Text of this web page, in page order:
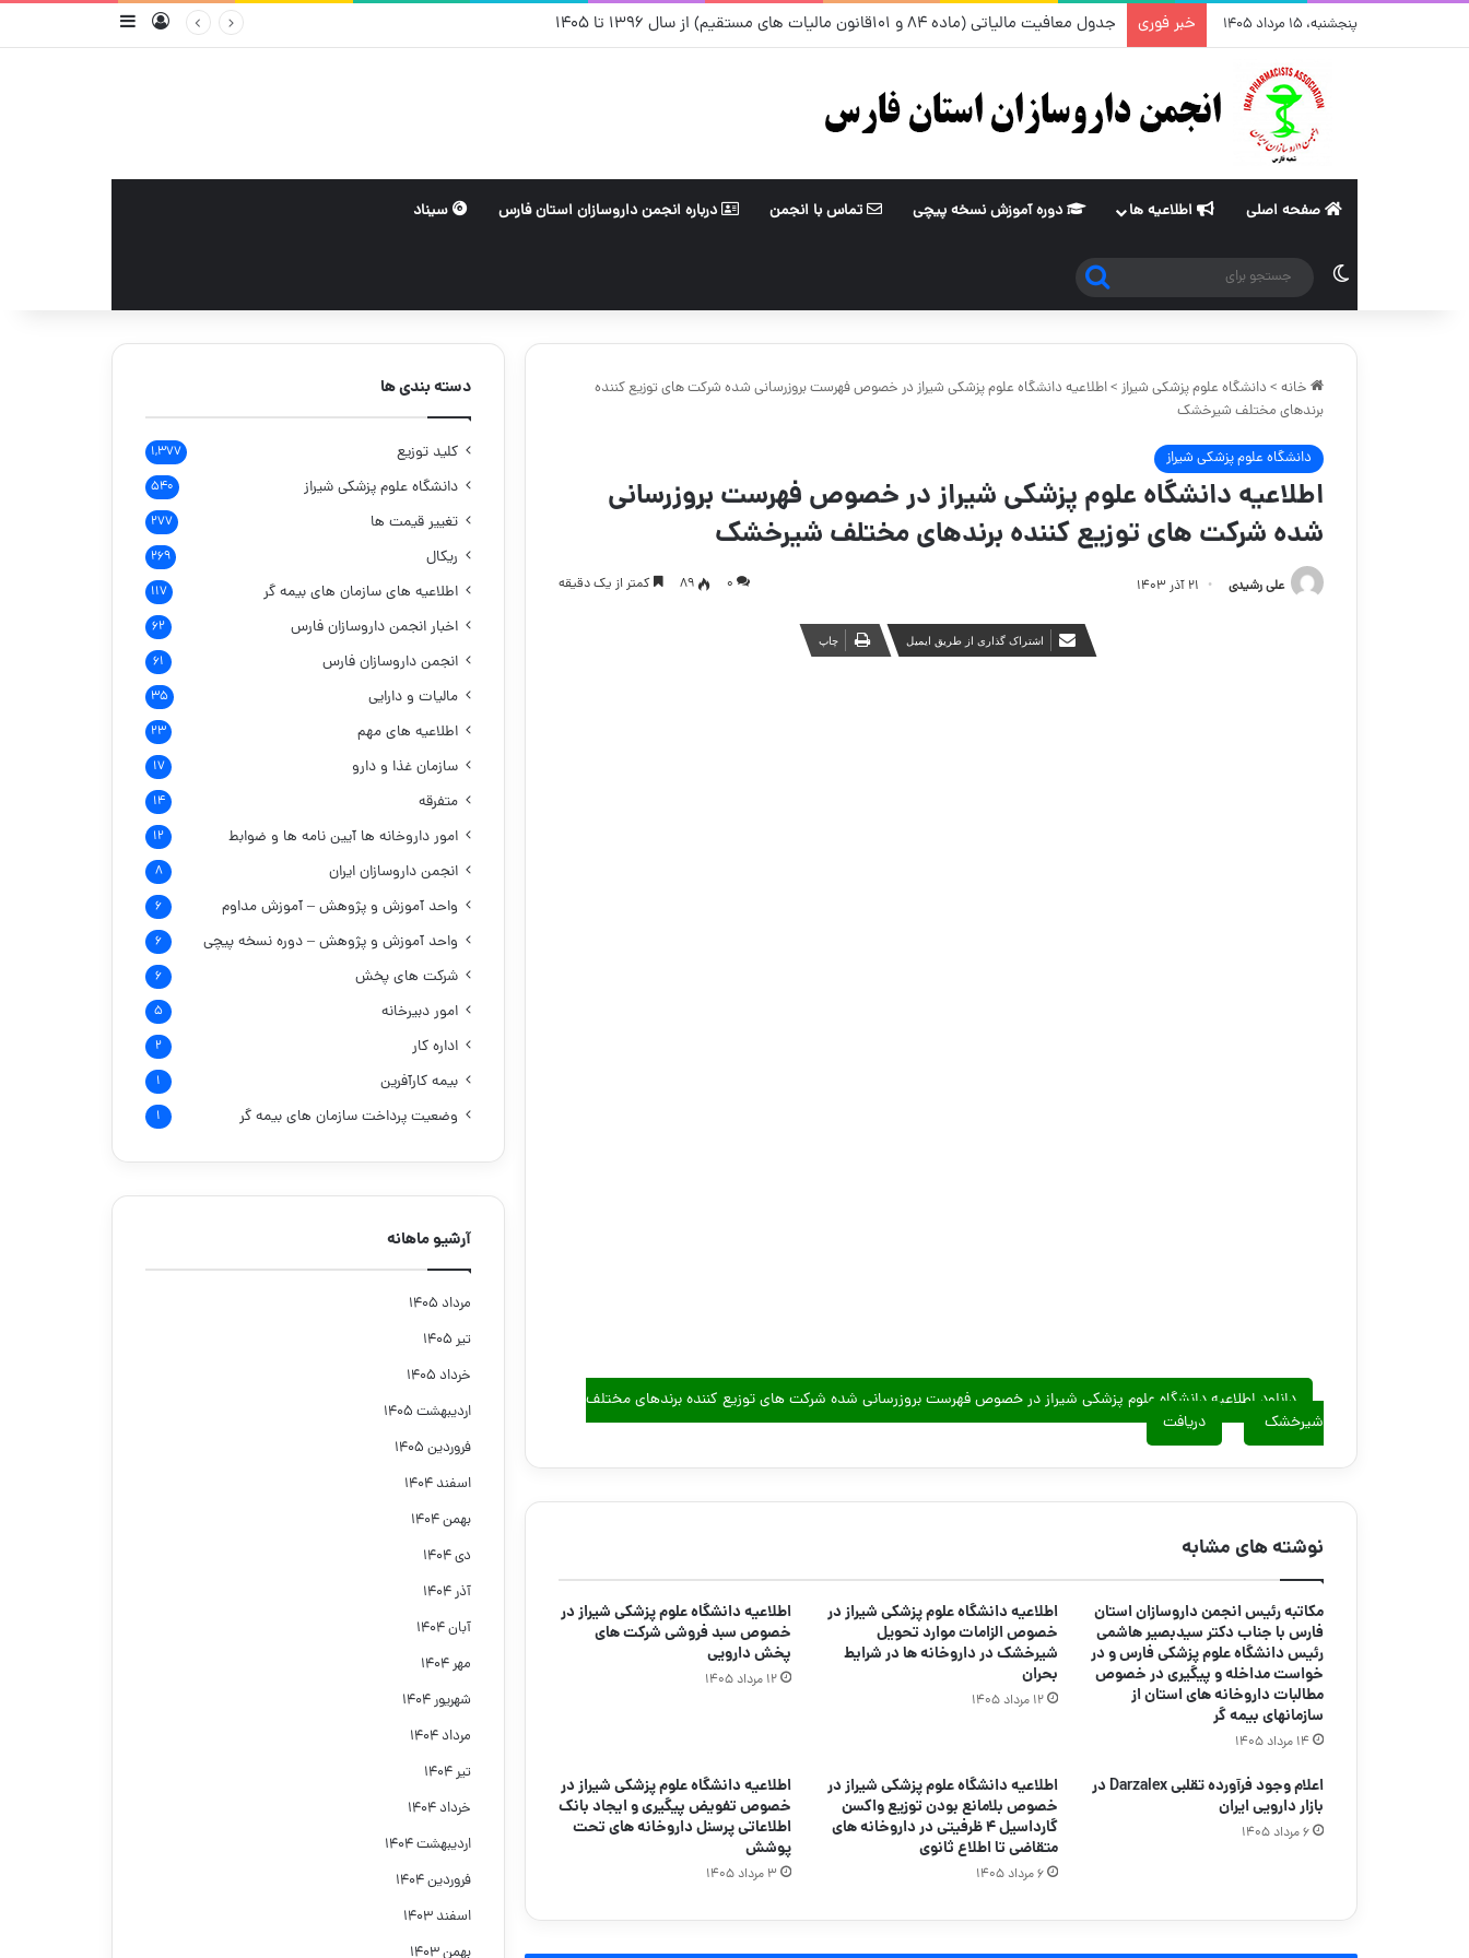
پنجشنبه، ۱۵ مرداد ۱۴۰۵ خبر فوری جدول معافیت مالیاتی (ماده ۸۴ و ۱۰۱قانون مالیات های مستقیم) از سال ۱۳۹۶ تا ۱۴۰۵ ورودسایدبار
صفحه اصلی اطلاعیه ها دوره آموزش نسخه پیچی تماس با انجمن درباره انجمن داروسازان استان فارس سیناد
تغییر پوسته
جستجو
برای
خانه > دانشگاه علوم پزشکی شیراز >اطلاعیه دانشگاه علوم پزشکی شیراز در خصوص فهرست بروزرسانی شده شرکت های توزیع کننده
برندهای مختلف شیرخشک
دانشگاه علوم پزشکی شیراز
اطلاعیه دانشگاه علوم پزشکی شیراز در خصوص فهرست بروزرسانی
شده شرکت های توزیع کننده برندهای مختلف شیرخشک
علی رشیدی ۲۱ آذر ۱۴۰۳ ۰ 89 کمتر از یک دقیقه
اشتراک گذاری از طریق ایمیل چاپ
دانلود اطلاعیه دانشگاه علوم پزشکی شیراز در خصوص فهرست بروزرسانی شده شرکت های توزیع کننده برندهای مختلف
شیرخشک
دریافت
نوشته های مشابه
مکاتبه رئیس انجمن داروسازان استان
فارس با جناب دکتر سیدبصیر هاشمی
رئیس دانشگاه علوم پزشکی فارس و در
خواست مداخله و پیگیری در خصوص
مطالبات داروخانه های استان از
سازمانهای بیمه گر
۱۴ مرداد ۱۴۰۵
اطلاعیه دانشگاه علوم پزشکی شیراز در
خصوص الزامات موارد تحویل
شیرخشک در داروخانه ها در شرایط
بحران
۱۲ مرداد ۱۴۰۵
اطلاعیه دانشگاه علوم پزشکی شیراز در
خصوص سبد فروشی شرکت های
پخش دارویی
۱۲ مرداد ۱۴۰۵
اعلام وجود فرآورده تقلبی Darzalex در
بازار دارویی ایران
۶ مرداد ۱۴۰۵
اطلاعیه دانشگاه علوم پزشکی شیراز در
خصوص بلامانع بودن توزیع واکسن
گارداسیل ۴ ظرفیتی در داروخانه های
متقاضی تا اطلاع ثانوی
۶ مرداد ۱۴۰۵
اطلاعیه دانشگاه علوم پزشکی شیراز در
خصوص تفویض پیگیری و ایجاد بانک
اطلاعاتی پرسنل داروخانه های تحت
پوشش
۳ مرداد ۱۴۰۵
دسته بندی ها
کلید توزیع ۱,۳۷۷
دانشگاه علوم پزشکی شیراز ۵۴۰
تغییر قیمت ها ۲۷۷
ریکال ۲۶۹
اطلاعیه های سازمان های بیمه گر ۱۱۷
اخبار انجمن داروسازان فارس ۶۲
انجمن داروسازان فارس ۶۱
مالیات و دارایی ۳۵
اطلاعیه های مهم ۲۳
سازمان غذا و دارو ۱۷
متفرقه ۱۴
امور داروخانه هاآیین نامه ها و ضوابط ۱۲
انجمن داروسازان ایران ۸
واحد آموزش و پژوهش – آموزش مداوم ۶
واحد آموزش و پژوهش – دوره نسخه پیچی ۶
شرکت های پخش ۶
امور دبیرخانه ۵
اداره کار ۲
بیمه کارآفرین ۱
وضعیت پرداخت سازمان های بیمه گر ۱
آرشیو ماهانه
مرداد ۱۴۰۵
تیر ۱۴۰۵
خرداد ۱۴۰۵
اردیبهشت ۱۴۰۵
فروردین ۱۴۰۵
اسفند ۱۴۰۴
بهمن ۱۴۰۴
دی ۱۴۰۴
آذر ۱۴۰۴
آبان ۱۴۰۴
مهر ۱۴۰۴
شهریور ۱۴۰۴
مرداد ۱۴۰۴
تیر ۱۴۰۴
خرداد ۱۴۰۴
اردیبهشت ۱۴۰۴
فروردین ۱۴۰۴
اسفند ۱۴۰۳
بهمن ۱۴۰۳